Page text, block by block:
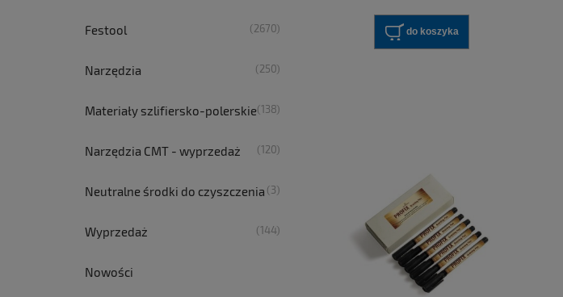
Festool (2670)
Narzędzia (250)
Materiały szlifiersko-polerskie(138)
Narzędzia CMT - wyprzedaż (120)
Neutralne środki do czyszczenia (3)
Wyprzedaż (144)
Nowości
do koszyka